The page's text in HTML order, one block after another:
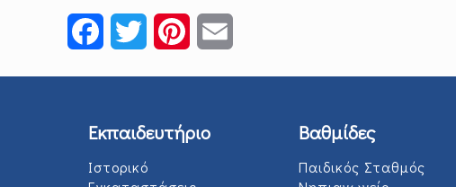
FacebookTwitter Pinterest
Εκπαιδευτήριο
Ιστορικό
Βαθμίδες
Παιδικός Σταθμός